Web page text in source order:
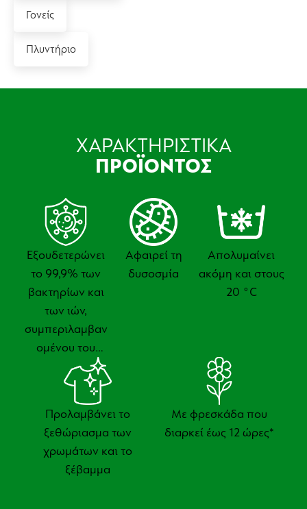
Γονείς
Πλυντήριο
ΧΑΡΑΚΤΗΡΙΣΤΙΚΑ
ΠΡΟΪΟΝΤΟΣ
Εξουδετερώνει
το 99,9% των
βακτηρίων και
των ιών,
συμπεριλαμβαν
ομένου του
SARS-CoV-2
Αφαιρεί τη
δυσοσμία
Απολυμαίνει
ακόμη και στους
20 °C
Προλαμβάνει το
ξεθώριασμα των
χρωμάτων και το
ξέβαμμα
Με φρεσκάδα που
διαρκεί έως 12 ώρες*